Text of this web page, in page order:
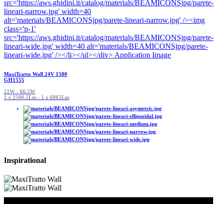
MaxiTratto Wall 24V 1500
GH1555
21W - 66.5W
1 x 2508.5Lm - 1 x 6865Lm
Inspirational